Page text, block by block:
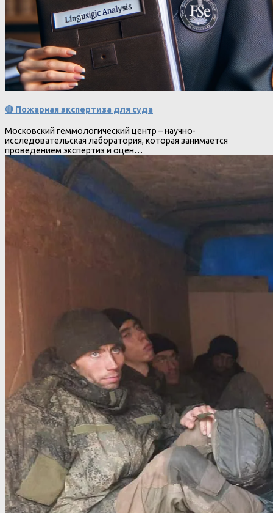
🔴 Пожарная экспертиза для суда
Московский геммологический центр – научно-
исследовательская лаборатория, которая занимается
проведением экспертиз и оцен…